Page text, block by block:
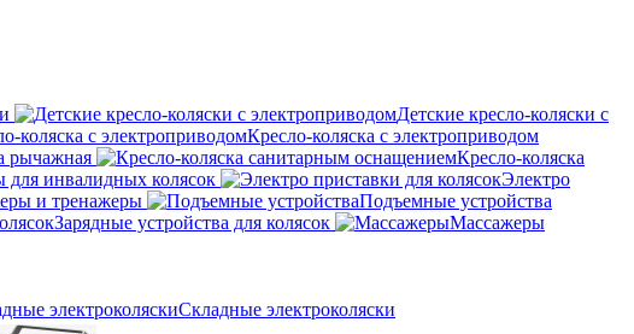
Детские кресло-коляски с
Кресло-коляска с электроприводом
рычажная
Кресло-коляска
для инвалидных колясок
Электро
и тренажеры
Подъемные устройства
Зарядные устройства для колясок
Массажеры
Складные электроколяски